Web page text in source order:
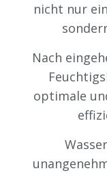
nicht nur
Nach
optimale